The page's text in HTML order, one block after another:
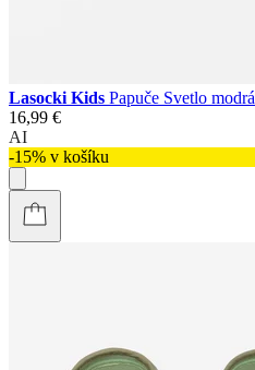
Lasocki Kids Papuče Svetlo modrá
16,99 €
AI
-15% v košíku